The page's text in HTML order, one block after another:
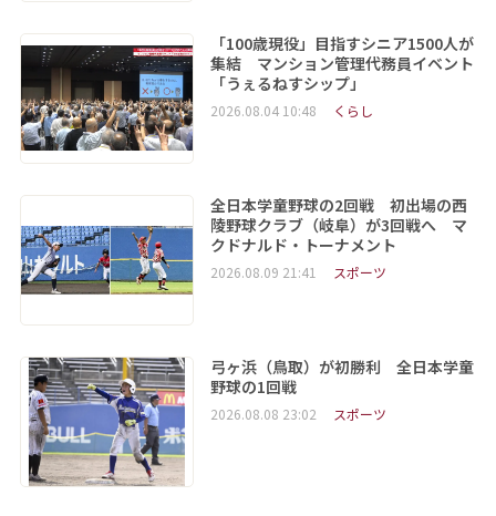
「100歳現役」目指すシニア1500人が
集結 マンション管理代務員イベント
「うぇるねすシップ」
2026.08.04 10:48 くらし
全日本学童野球の2回戦 初出場の西
陵野球クラブ（岐阜）が3回戦へ マ
クドナルド・トーナメント
2026.08.09 21:41 スポーツ
弓ヶ浜（鳥取）が初勝利 全日本学童
野球の1回戦
2026.08.08 23:02 スポーツ